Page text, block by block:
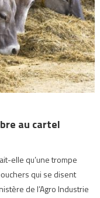
au cartel
elle qu’une trompe
qui se disent
de l’Agro Industrie